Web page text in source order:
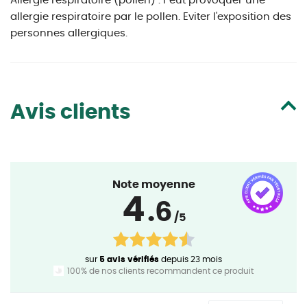
allergie respiratoire par le pollen. Eviter l'exposition des
personnes allergiques.
Avis clients
Note moyenne
4.6 /5
sur 5 avis vérifiés depuis 23 mois
100% de nos clients recommandent ce produit